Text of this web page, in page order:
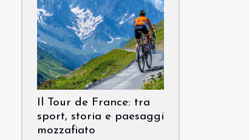
Il Tour de France: tra
sport, storia e paesaggi
mozzafiato